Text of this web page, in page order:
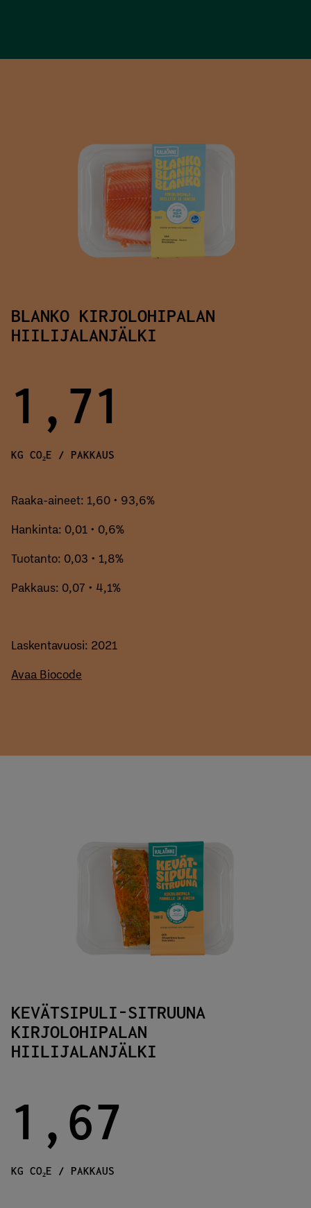
BLANKO KIRJOLOHIPALAN
HIILIJALANJÄLKI
1,71
KG CO₂E / PAKKAUS
Raaka-aineet: 1,60 • 93,6%
Hankinta: 0,01 • 0,6%
Tuotanto: 0,03 • 1,8%
Pakkaus: 0,07 • 4,1%
Laskentavuosi: 2021
Avaa Biocode
KEVÄTSIPULI-SITRUUNA
KIRJOLOHIPALAN
HIILIJALANJÄLKI
1,67
KG CO₂E / PAKKAUS